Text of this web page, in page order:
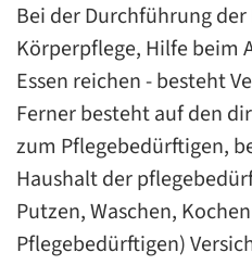
Bei der Durchführung der
Körperpflege, Hilfe beim
Essen reichen - besteht
Ferner besteht auf den
zum Pflegebedürftigen,
Haushalt der
Putzen, Waschen,
Pflegebedürftigen)